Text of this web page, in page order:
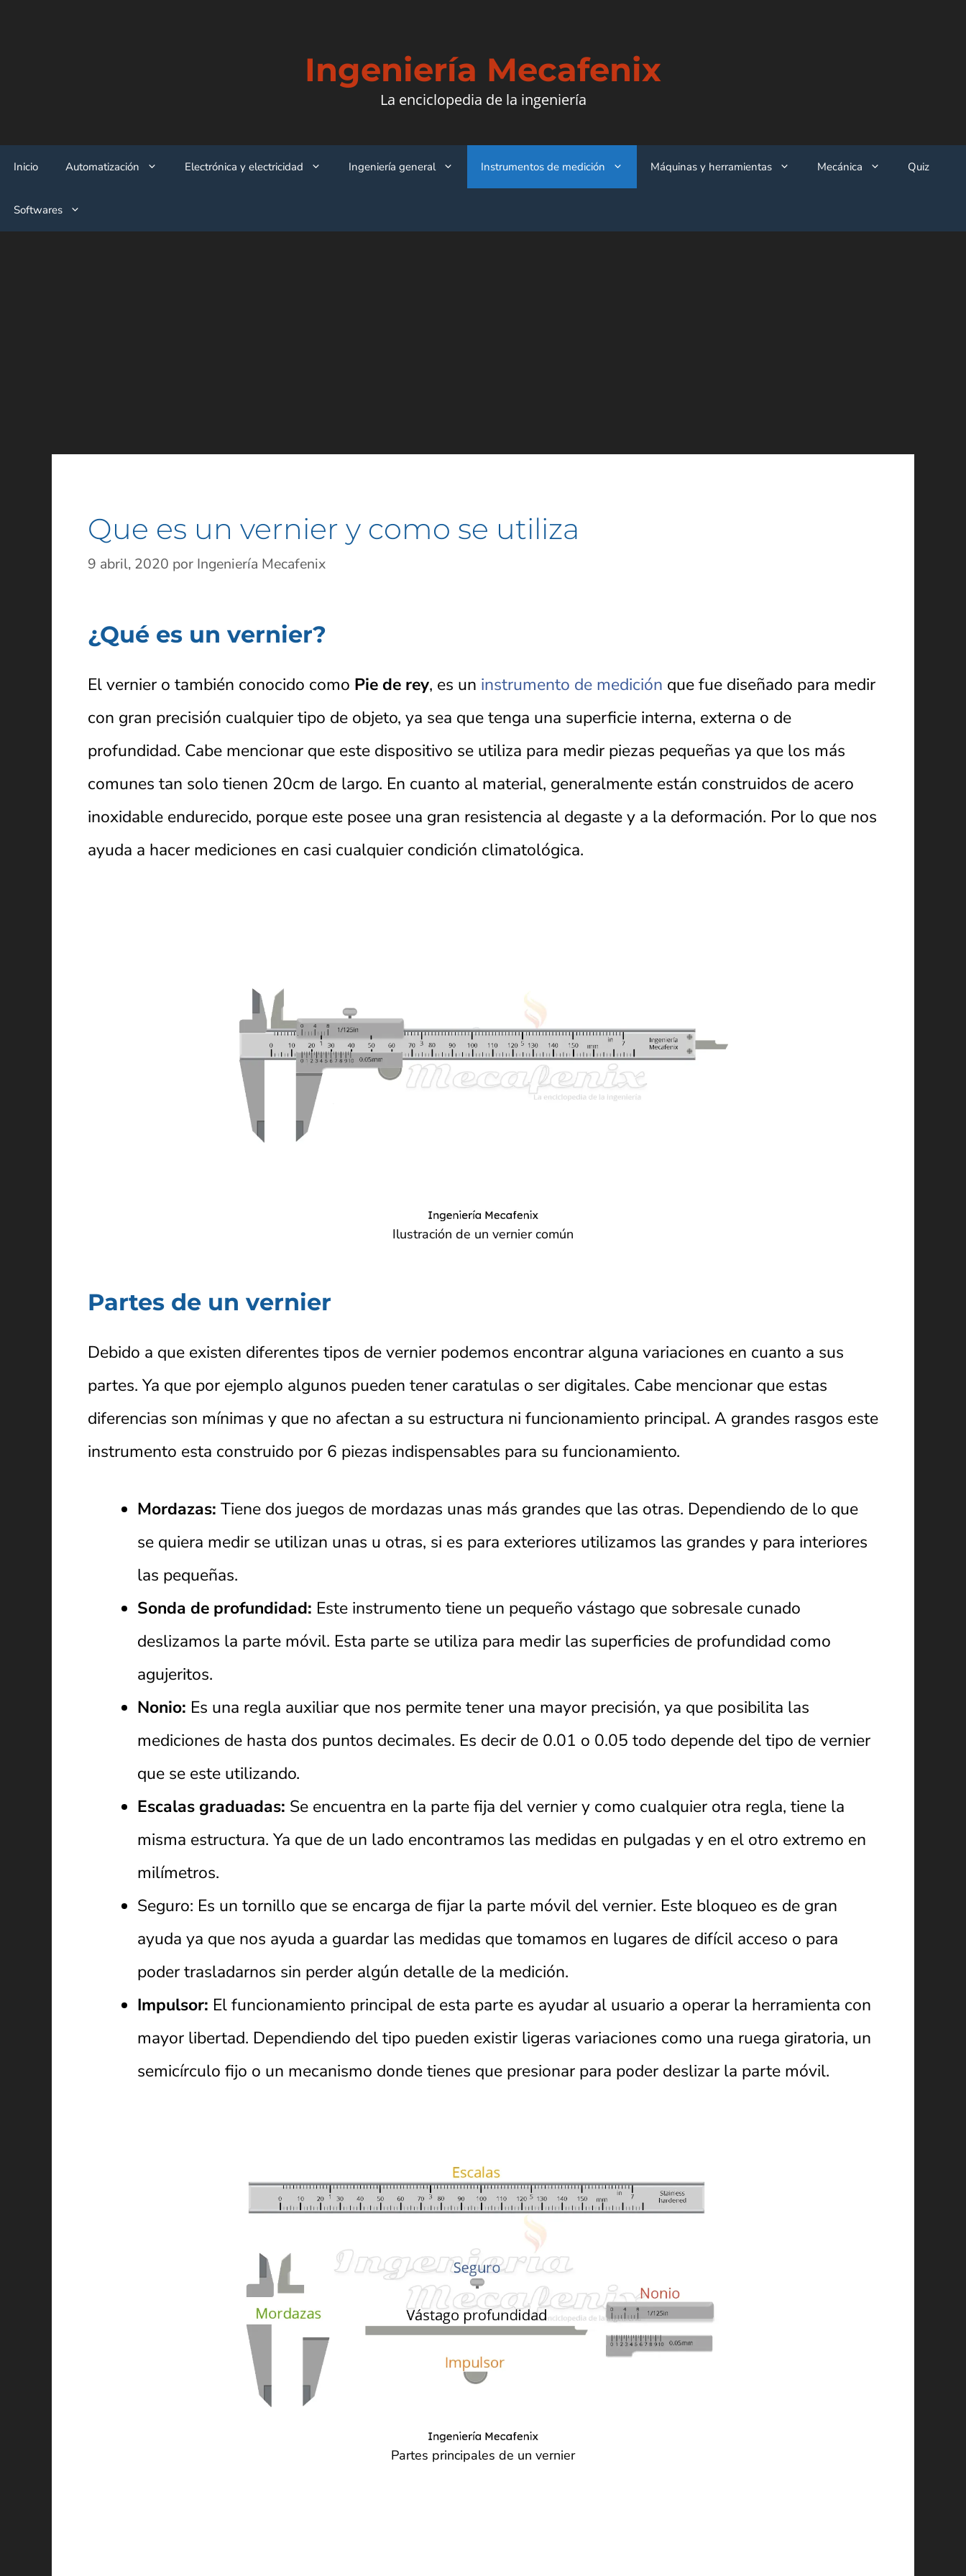
Ingeniería Mecafenix
La enciclopedia de la ingeniería
Inicio Automatización Electrónica y electricidad Ingeniería general Instrumentos de medición Máquinas y herramientas Mecánica Quiz
Softwares
Que es un vernier y como se utiliza
9 abril, 2020 por Ingeniería Mecafenix
¿Qué es un vernier?
El vernier o también conocido como Pie de rey, es un instrumento de medición que fue diseñado para medir
con gran precisión cualquier tipo de objeto, ya sea que tenga una superficie interna, externa o de
profundidad. Cabe mencionar que este dispositivo se utiliza para medir piezas pequeñas ya que los más
comunes tan solo tienen 20cm de largo. En cuanto al material, generalmente están construidos de acero
inoxidable endurecido, porque este posee una gran resistencia al degaste y a la deformación. Por lo que nos
ayuda a hacer mediciones en casi cualquier condición climatológica.
Ilustración de un vernier común
Partes de un vernier
Debido a que existen diferentes tipos de vernier podemos encontrar alguna variaciones en cuanto a sus
partes. Ya que por ejemplo algunos pueden tener caratulas o ser digitales. Cabe mencionar que estas
diferencias son mínimas y que no afectan a su estructura ni funcionamiento principal. A grandes rasgos este
instrumento esta construido por 6 piezas indispensables para su funcionamiento.
Mordazas: Tiene dos juegos de mordazas unas más grandes que las otras. Dependiendo de lo que
se quiera medir se utilizan unas u otras, si es para exteriores utilizamos las grandes y para interiores
las pequeñas.
Sonda de profundidad: Este instrumento tiene un pequeño vástago que sobresale cunado
deslizamos la parte móvil. Esta parte se utiliza para medir las superficies de profundidad como
agujeritos.
Nonio: Es una regla auxiliar que nos permite tener una mayor precisión, ya que posibilita las
mediciones de hasta dos puntos decimales. Es decir de 0.01 o 0.05 todo depende del tipo de vernier
que se este utilizando.
Escalas graduadas: Se encuentra en la parte fija del vernier y como cualquier otra regla, tiene la
misma estructura. Ya que de un lado encontramos las medidas en pulgadas y en el otro extremo en
milímetros.
Seguro: Es un tornillo que se encarga de fijar la parte móvil del vernier. Este bloqueo es de gran
ayuda ya que nos ayuda a guardar las medidas que tomamos en lugares de difícil acceso o para
poder trasladarnos sin perder algún detalle de la medición.
Impulsor: El funcionamiento principal de esta parte es ayudar al usuario a operar la herramienta con
mayor libertad. Dependiendo del tipo pueden existir ligeras variaciones como una ruega giratoria, un
semicírculo fijo o un mecanismo donde tienes que presionar para poder deslizar la parte móvil.
Partes principales de un vernier